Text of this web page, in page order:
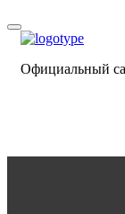
Официальный